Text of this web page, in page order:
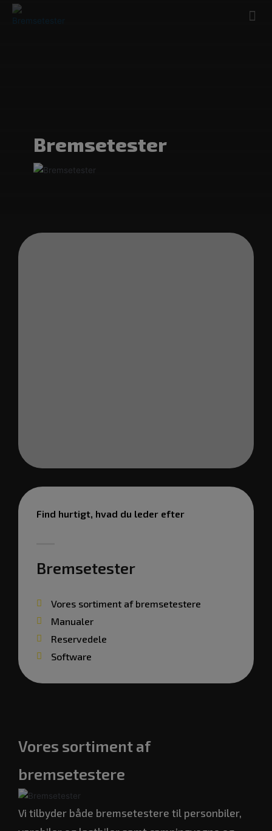
Bremsetester
Find hurtigt, hvad du leder efter
Bremsetester
Vores sortiment af bremsetestere
Manualer
Reservedele
Software
Vores sortiment af
bremsetestere
Vi tilbyder både bremsetestere til personbiler,